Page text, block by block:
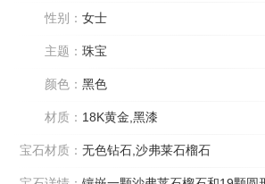
性别： 女士
主题： 珠宝
颜色： 黑色
材质： 18K黄金,黑漆
宝石材质： 无色钻石,沙弗莱石榴石